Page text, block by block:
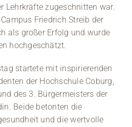
Lehrkräfte zugeschnitten war.
Friedrich Streib der
als großer Erfolg und wurde
hochgeschätzt.
startete mit inspirierenden
der Hochschule Coburg,
des 3. Bürgermeisters der
Beide betonten die
und die wertvolle